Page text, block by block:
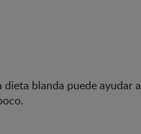
blanda puede ayudar a